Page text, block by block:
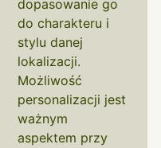
dopasowanie go
do charakteru i
stylu danej
lokalizacji.
Możliwość
personalizacji jest
ważnym
aspektem przy